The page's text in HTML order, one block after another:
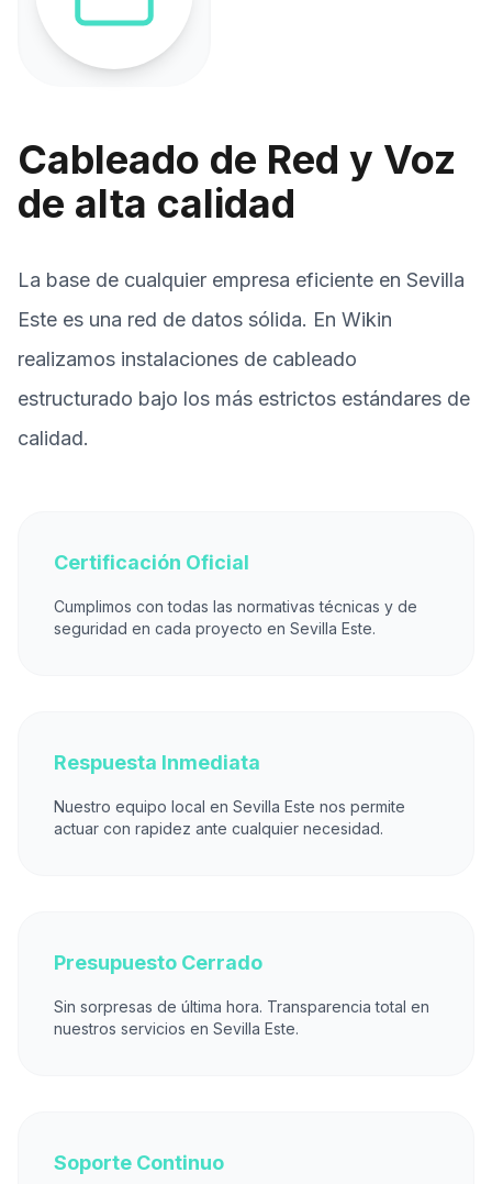
Cableado de Red y Voz
de alta calidad
La base de cualquier empresa eficiente en Sevilla
Este es una red de datos sólida. En Wikin
realizamos instalaciones de cableado
estructurado bajo los más estrictos estándares de
calidad.
Certificación Oficial
Cumplimos con todas las normativas técnicas y de
seguridad en cada proyecto en Sevilla Este.
Respuesta Inmediata
Nuestro equipo local en Sevilla Este nos permite
actuar con rapidez ante cualquier necesidad.
Presupuesto Cerrado
Sin sorpresas de última hora. Transparencia total en
nuestros servicios en Sevilla Este.
Soporte Continuo